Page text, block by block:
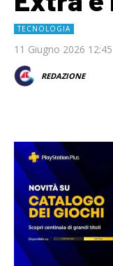
TECNOLOGIA
11 Giugno 2026 12:45
REDAZIONE